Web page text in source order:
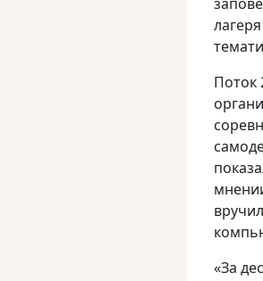
Поток
«За